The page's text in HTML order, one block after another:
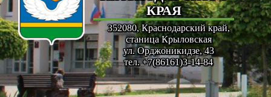
КРАЯ
352080, Краснодарский край,
станица Крыловская
ул. Орджоникидзе, 43
тел. +7(86161)3-14-84